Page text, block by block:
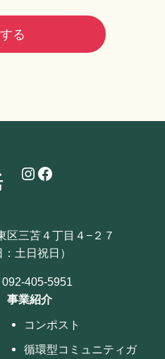
Instagram Facebook
区三苫４丁目４−２７
土日祝日）
405-5951
事業紹介
コンポスト
循環型コミュニティガ